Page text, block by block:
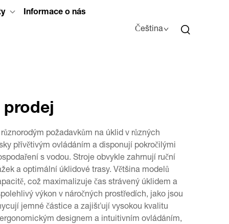
Informace o nás
Čeština
prodej
požadavkům na úklid v různých
přívětivým ovládáním a disponují pokročilými
s vodou. Stroje obvykle zahrnují ruční
a optimální úklidové trasy. Většina modelů
což maximalizuje čas strávený úklidem a
výkon v náročných prostředích, jako jsou
jemné částice a zajišťují vysokou kvalitu
designem a intuitivním ovládáním,